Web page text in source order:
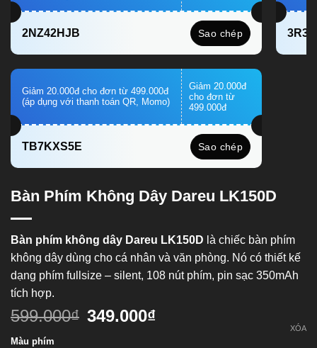
2NZ42HJB Sao chép
Giảm 20.000đ cho đơn từ 499.000đ
(áp dụng với thanh toán QR, Momo)
Giảm 20.000đ
cho đơn từ
499.000đ
TB7KXS5E Sao chép
Bàn Phím Không Dây Dareu LK150D
Bàn phím không dây Dareu LK150D là chiếc bàn phím
không dây dùng cho cá nhân và văn phòng. Nó có thiết kế
dạng phím fullsize – silent, 108 nút phím, pin sạc 350mAh
tích hợp.
599.000₫ 349.000₫
Màu phím
XÓA